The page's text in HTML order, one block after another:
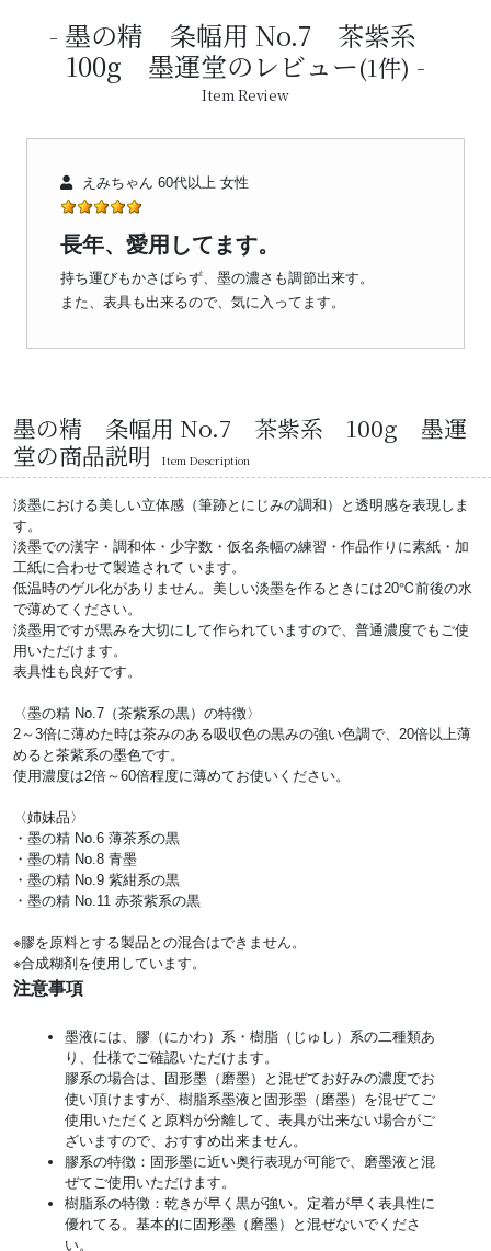
墨の精 条幅用 No.7 茶紫系
100g 墨運堂のレビュー(1件)
Item Review
えみちゃん 60代以上 女性
長年、愛用してます。
持ち運びもかさばらず、墨の濃さも調節出来す。
また、表具も出来るので、気に入ってます。
墨の精 条幅用 No.7 茶紫系 100g 墨運
堂の商品説明
Item Description
淡墨における美しい立体感（筆跡とにじみの調和）と透明感を表現しま
す。
淡墨での漢字・調和体・少字数・仮名条幅の練習・作品作りに素紙・加
工紙に合わせて製造されて います。
低温時のゲル化がありません。美しい淡墨を作るときには20℃前後の水
で薄めてください。
淡墨用ですが黒みを大切にして作られていますので、普通濃度でもご使
用いただけます。
表具性も良好です。
〈墨の精 No.7（茶紫系の黒）の特徴〉
2～3倍に薄めた時は茶みのある吸収色の黒みの強い色調で、20倍以上薄
めると茶紫系の墨色です。
使用濃度は2倍～60倍程度に薄めてお使いください。
〈姉妹品〉
・墨の精 No.6 薄茶系の黒
・墨の精 No.8 青墨
・墨の精 No.9 紫紺系の黒
・墨の精 No.11 赤茶紫系の黒
※膠を原料とする製品との混合はできません。
※合成糊剤を使用しています。
注意事項
墨液には、膠（にかわ）系・樹脂（じゅし）系の二種類あ
り、仕様でご確認いただけます。
膠系の場合は、固形墨（磨墨）と混ぜてお好みの濃度でお
使い頂けますが、樹脂系墨液と固形墨（磨墨）を混ぜてご
使用いただくと原料が分離して、表具が出来ない場合がご
ざいますので、おすすめ出来ません。
膠系の特徴：固形墨に近い奥行表現が可能で、磨墨液と混
ぜてご使用いただけます。
樹脂系の特徴：乾きが早く黒が強い。定着が早く表具性に
優れてる。基本的に固形墨（磨墨）と混ぜないでくださ
い。